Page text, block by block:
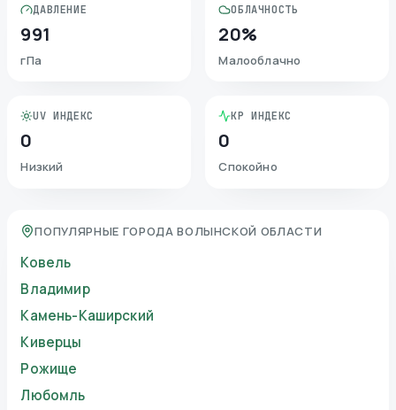
ДАВЛЕНИЕ
991
гПа
ОБЛАЧНОСТЬ
20%
Малооблачно
UV ИНДЕКС
0
Низкий
KP ИНДЕКС
0
Спокойно
ПОПУЛЯРНЫЕ ГОРОДА ВОЛЫНСКОЙ ОБЛАСТИ
Ковель
Владимир
Камень-Каширский
Киверцы
Рожище
Любомль